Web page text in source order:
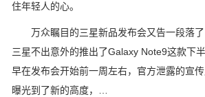
住年轻人的心。
万众瞩目的三星新品发布会又告一段落了
三星不出意外的推出了Galaxy Note9这款下
早在发布会开始前一周左右，官方泄露的宣
曝光到了新的高度，…